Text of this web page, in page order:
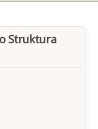
Struktura